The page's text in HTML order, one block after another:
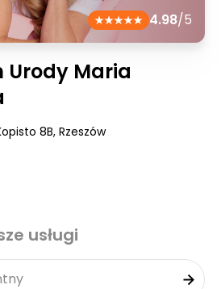
4.98/5
Urody Maria
8B, Rzeszów
usługi